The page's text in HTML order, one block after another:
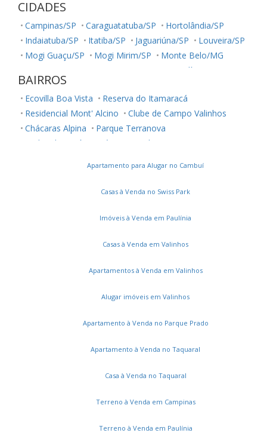
CIDADES
Campinas/SP Caraguatatuba/SP
Hortolândia/SP
Indaiatuba/SP
Itatiba/SP Jaguariúna/SP
Louveira/SP
Mogi Guaçu/SP
Mogi Mirim/SP
Monte Belo/MG
Paulínia/SP
Salto/SP
Vinhedo/SP
BAIRROS
Ecovilla Boa Vista
Reserva do Itamaracá
Residencial Mont' Alcino
Clube de Campo Valinhos
Chácaras Alpina
Parque Terranova
Jardim das Vitórias Régias
Lenheiro
Apartamento para Alugar no Cambuí
Casas à Venda no Swiss Park
Imóveis à Venda em Paulínia
Casas à Venda em Valinhos
Apartamentos à Venda em Valinhos
Alugar imóveis em Valinhos
Apartamento à Venda no Parque Prado
Apartamento à Venda no Taquaral
Casa à Venda no Taquaral
Terreno à Venda em Campinas
Terreno à Venda em Paulínia